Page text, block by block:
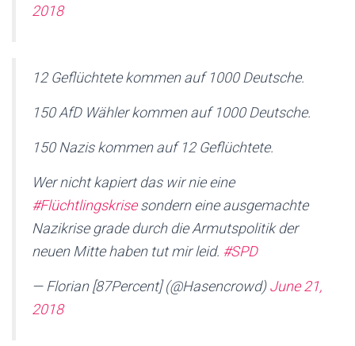
2018
12 Geflüchtete kommen auf 1000 Deutsche.
150 AfD Wähler kommen auf 1000 Deutsche.
150 Nazis kommen auf 12 Geflüchtete.
Wer nicht kapiert das wir nie eine
#Flüchtlingskrisesondern eine ausgemachte
Nazikrise grade durch die Armutspolitik der
neuen Mitte haben tut mir leid. #SPD
— Florian [87Percent] (@Hasencrowd)June 21,
2018